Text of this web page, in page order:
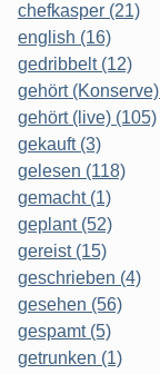
chefkasper (21)
english (16)
gedribbelt (12)
gehört
gehört (live) (105)
gekauft (3)
gelesen (118)
gemacht (1)
geplant (52)
gereist (15)
geschrieben (4)
gesehen (56)
gespamt (5)
getrunken (1)